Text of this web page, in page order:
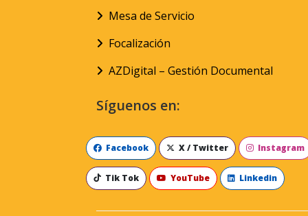
Mesa de Servicio
Focalización
AZDigital – Gestión Documental
Síguenos en:
Facebook X / Twitter Instagram
Tik Tok YouTube Linkedin